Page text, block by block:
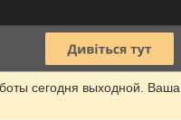
сегодня выходной.